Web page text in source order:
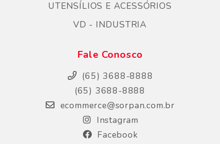
UTENSÍLIOS E ACESSÓRIOS
VD - INDUSTRIA
Fale Conosco
(65) 3688-8888
(65) 3688-8888
ecommerce@sorpan.com.br
Instagram
Facebook